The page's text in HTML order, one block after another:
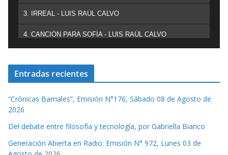
3. IRREAL - LUIS RAÚL CALVO
4. CANCIÓN PARA SOFÍA - LUIS RAÚL CALVO
Entradas recientes
“Crónicas Barriales”, Emisión N°176, Sábado 08 de Agosto de
2026
Del debate entre filosofía y tecnología, por Gabriella Bianco
Generación Abierta en Radio: Emisión N° 972, Lunes 03 de